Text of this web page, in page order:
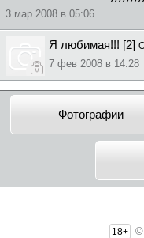
3 мар 2008 в 05:06
Я любимая!!! [2]
7 фев 2008 в 14:28
Фотографии
18+ ©